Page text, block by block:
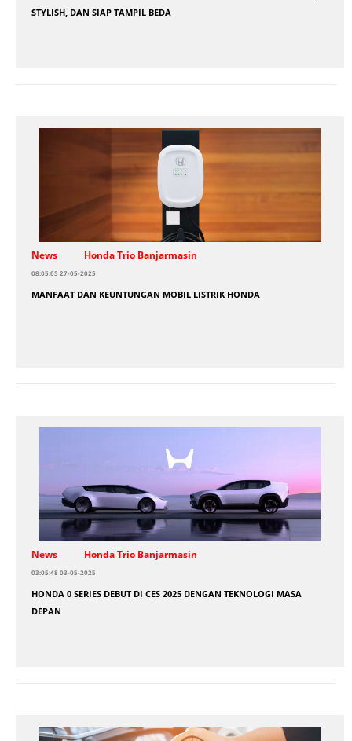
STYLISH, DAN SIAP TAMPIL BEDA
News Honda Trio Banjarmasin
08:05:05 27-05-2025
MANFAAT DAN KEUNTUNGAN MOBIL LISTRIK HONDA
News Honda Trio Banjarmasin
03:05:48 03-05-2025
HONDA 0 SERIES DEBUT DI CES 2025 DENGAN TEKNOLOGI MASA
DEPAN